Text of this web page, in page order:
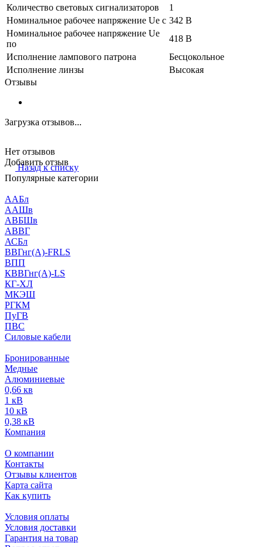
Количество световых сигнализаторов
1
Номинальное рабочее напряжение Ue с 342 В
Номинальное рабочее напряжение Ue
по
418 В
Исполнение лампового патрона
Бесцокольное
Исполнение линзы
Высокая
Отзывы
Загрузка отзывов...
Нет отзывов
Добавить отзыв
Назад к списку
Популярные категории
ААБл
ААШв
АВБШв
АВВГ
АСБл
ВВГнг(А)-FRLS
ВПП
КВВГнг(А)-LS
КГ-ХЛ
МКЭШ
РГКМ
ПуГВ
ПВС
Силовые кабели
Бронированные
Медные
Алюминиевые
0,66 кв
1 кВ
10 кВ
0,38 кВ
Компания
О компании
Контакты
Отзывы клиентов
Карта сайта
Как купить
Условия оплаты
Условия доставки
Гарантия на товар